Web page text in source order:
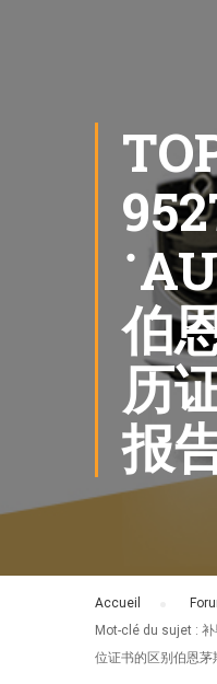
伯
历
报
Accueil
Mot-clé du sujet :
位证书的区别伯恩